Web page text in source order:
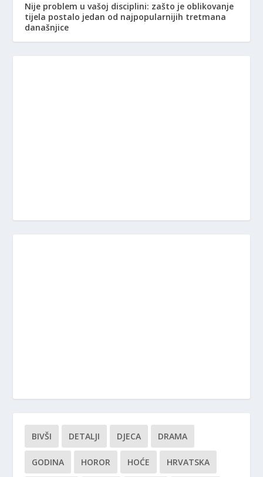
Nije problem u vašoj disciplini: zašto je oblikovanje
tijela postalo jedan od najpopularnijih tretmana
današnjice
BIVŠI DETALJI DJECA DRAMA
GODINA HOROR HOĆE HRVATSKA